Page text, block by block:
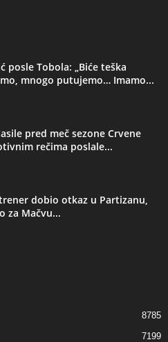
posle Tobola: „Biće teška
mnogo putujemo… Imamo...
pred meč sezone Crvene
rečima poslale...
dobio otkaz u Partizanu,
za Mačvu...
8785
7199